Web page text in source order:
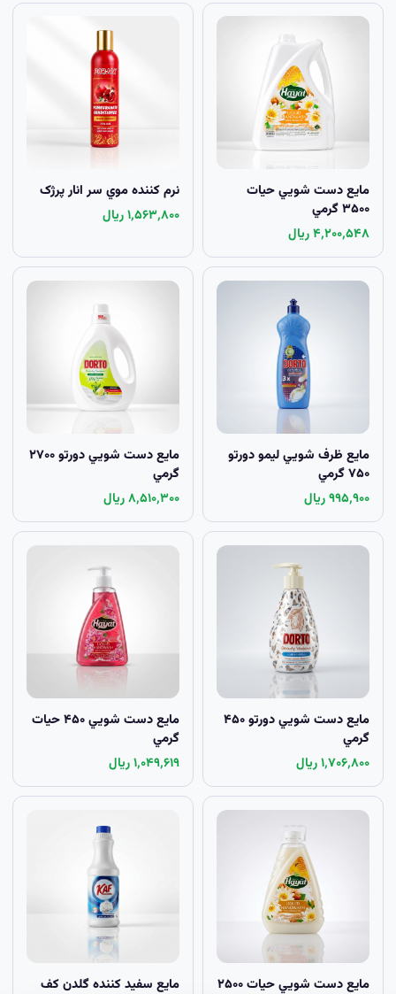
مايع دست شويي حيات
۳۵۰۰ گرمي
۴٬۲۰۰٬۵۴۸ ریال
نرم کننده موي سر انار پرژک
۱٬۵۶۳٬۸۰۰ ریال
مايع ظرف شويي لیمو دورتو
۷۵۰ گرمي
۹۹۵٬۹۰۰ ریال
مايع دست شويي دورتو ۲۷۰۰
گرمي
۸٬۵۱۰٬۳۰۰ ریال
مايع دست شويي دورتو ۴۵۰
گرمي
۱٬۷۰۶٬۸۰۰ ریال
مايع دست شويي ۴۵۰ حيات
گرمي
۱٬۰۴۹٬۶۱۹ ریال
مايع دست شويي حيات ۲۵۰۰
مايع سفيد کننده گلدن کف